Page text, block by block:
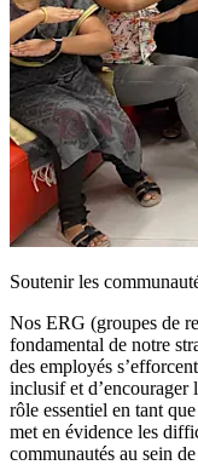
Soutenir les
Nos ERG (groupes de
fondamental de notre
des employés
inclusif et
rôle essentiel en tant
met en évidence les
communautés au sein